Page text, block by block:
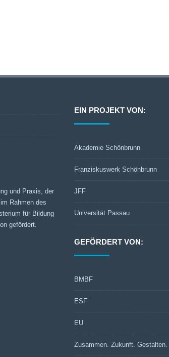
und Praxis, der
Rahmen des
für Bildung
gefördert.
EIN PROJEKT VON:
Akademie Schönbrunn
Franziskuswerk Schönbrunn
JFF
Universität Passau
GEFÖRDERT VON:
BMBF
ESF
EU
Zusammen. Zukunft. Gestalten.